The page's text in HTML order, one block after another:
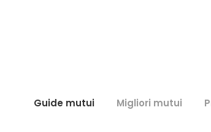
Guide mutui Migliori mutui